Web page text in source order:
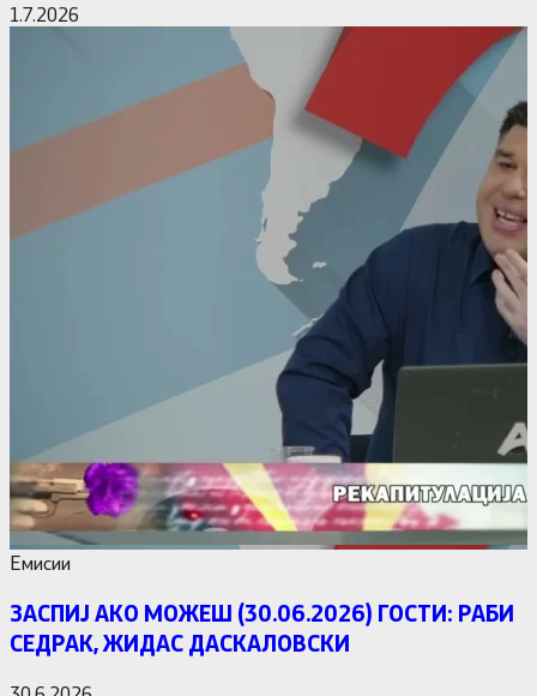
1.7.2026
Емисии
ЗАСПИЈ АКО МОЖЕШ (30.06.2026) ГОСТИ: РАБИ
СЕДРАК, ЖИДАС ДАСКАЛОВСКИ